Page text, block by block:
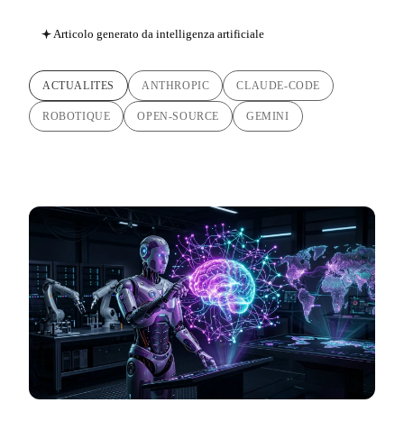
Articolo generato da intelligenza artificiale
ACTUALITES ANTHROPIC CLAUDE-CODE
ROBOTIQUE OPEN-SOURCE GEMINI